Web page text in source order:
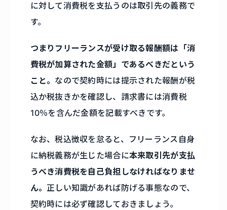
に対して消費税を支払うのは取引先の義務で
す。
つまりフリーランスが受け取る報酬額は「消
費税が加算された金額」であるべきだという
こと。 なので契約時には提示された報酬が税
込か税抜きかを確認し、請求書には消費税
10％を含んだ金額を記載すべきです。
なお、税込徴収を怠ると、フリーランス自身
に納税義務が生じた場合に本来取引先が支払
うべき消費税を自己負担しなければなりませ
ん。 正しい知識があれば防げる事態なので、
契約時には必ず確認しておきましょう。